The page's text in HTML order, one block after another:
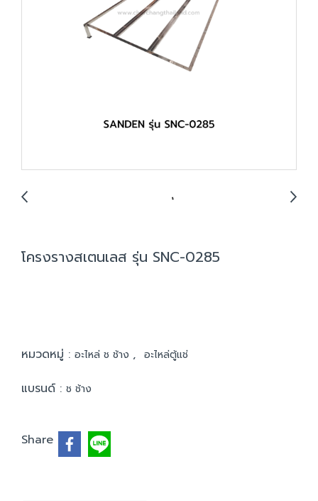
โครงรางสเตนเลส รุ่น SNC-0285
หมวดหมู่ : อะไหล่ ช ช้าง , อะไหล่ตู้แช่
แบรนด์ : ช ช้าง
Share